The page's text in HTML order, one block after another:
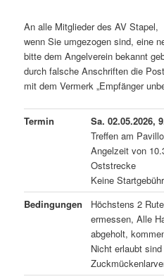
An alle Mitglieder des AV Stapel,
wenn Sie umgezogen sind, eine
bitte dem Angelverein bekannt
durch falsche Anschriften die
mit dem Vermerk „Empfänger
Termin
Sa. 02.05.2026,
Treffen am
Angelzeit von
Oststrecke
Keine
Bedingungen
Höchstens 2
ermessen, Alle
abgeholt,
Nicht erlaubt